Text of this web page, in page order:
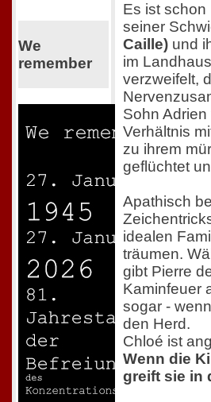
We
remember
Es ist schon
seiner
Caille) und
im
verzweifelt,
Sohn
Verhältnis
zu ihrem
geflüchtet
Apathisch
idealen
träumen.
gibt Pierre
Kaminfeuer
sogar -
den Herd.
Chloé ist
Wenn die
greift sie in